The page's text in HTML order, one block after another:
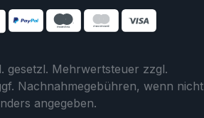
gesetzl. Mehrwertsteuer zzgl.
Nachnahmegebühren, wenn nicht
angegeben.